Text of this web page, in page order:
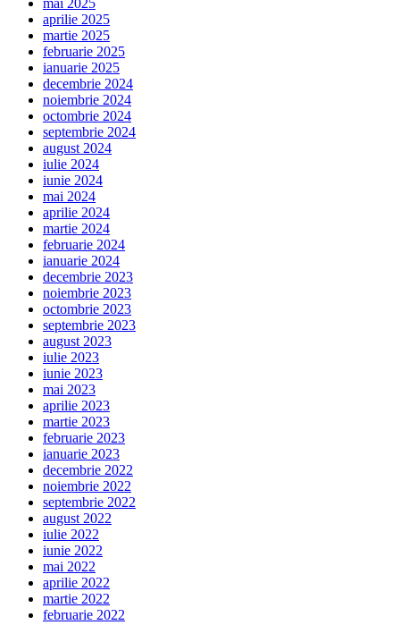
aprilie 2025
martie 2025
februarie 2025
ianuarie 2025
decembrie 2024
noiembrie 2024
octombrie 2024
septembrie 2024
august 2024
iulie 2024
iunie 2024
mai 2024
aprilie 2024
martie 2024
februarie 2024
ianuarie 2024
decembrie 2023
noiembrie 2023
octombrie 2023
septembrie 2023
august 2023
iulie 2023
iunie 2023
mai 2023
aprilie 2023
martie 2023
februarie 2023
ianuarie 2023
decembrie 2022
noiembrie 2022
septembrie 2022
august 2022
iulie 2022
iunie 2022
mai 2022
aprilie 2022
martie 2022
februarie 2022